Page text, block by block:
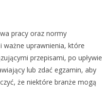
pracy oraz normy
ważne uprawnienia, które
przepisami, po upływie
lub zdać egzamin, aby
że niektóre branże mogą